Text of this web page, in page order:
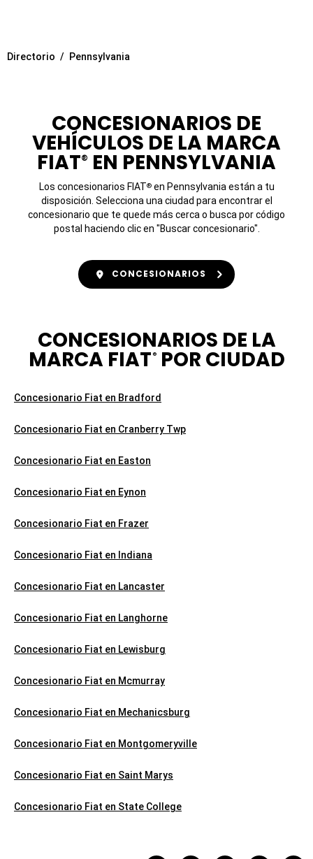
Directorio Pennsylvania
CONCESIONARIOS DE
VEHÍCULOS DE LA MARCA
FIAT® EN PENNSYLVANIA
Los concesionarios FIAT®en Pennsylvania están a tu
disposición. Selecciona una ciudad para encontrar el
concesionario que te quede más cerca o busca por código
postal haciendo clic en "Buscar concesionario".
CONCESIONARIOS
CONCESIONARIOS DE LA
MARCA FIAT®POR CIUDAD
Concesionario Fiat en Bradford
Concesionario Fiat en Cranberry Twp
Concesionario Fiat en Easton
Concesionario Fiat en Eynon
Concesionario Fiat en Frazer
Concesionario Fiat en Indiana
Concesionario Fiat en Lancaster
Concesionario Fiat en Langhorne
Concesionario Fiat en Lewisburg
Concesionario Fiat en Mcmurray
Concesionario Fiat en Mechanicsburg
Concesionario Fiat en Montgomeryville
Concesionario Fiat en Saint Marys
Concesionario Fiat en State College